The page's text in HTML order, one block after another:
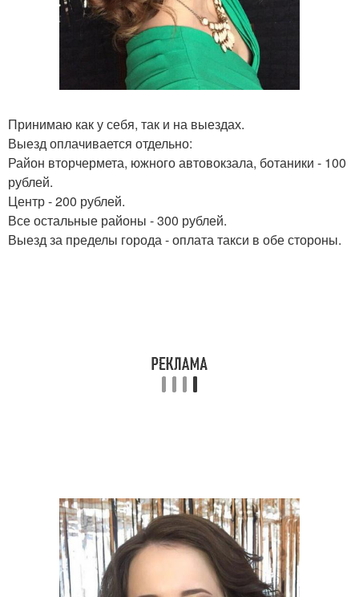
Принимаю как у себя, так и на выездах.
Выезд оплачивается отдельно:
Район вторчермета, южного автовокзала, ботаники - 100
рублей.
Центр - 200 рублей.
Все остальные районы - 300 рублей.
Выезд за пределы города - оплата такси в обе стороны.